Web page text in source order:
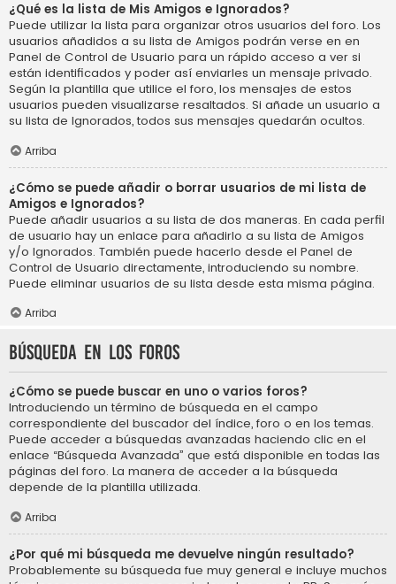
¿Qué es la lista de Mis Amigos e Ignorados?
Puede utilizar la lista para organizar otros usuarios del foro. Los
usuarios añadidos a su lista de Amigos podrán verse en en
Panel de Control de Usuario para un rápido acceso a ver si
están identificados y poder así enviarles un mensaje privado.
Según la plantilla que utilice el foro, los mensajes de estos
usuarios pueden visualizarse resaltados. Si añade un usuario a
su lista de Ignorados, todos sus mensajes quedarán ocultos.
Arriba
¿Cómo se puede añadir o borrar usuarios de mi lista de
Amigos e Ignorados?
Puede añadir usuarios a su lista de dos maneras. En cada perfil
de usuario hay un enlace para añadirlo a su lista de Amigos
y/o Ignorados. También puede hacerlo desde el Panel de
Control de Usuario directamente, introduciendo su nombre.
Puede eliminar usuarios de su lista desde esta misma página.
Arriba
Búsqueda en los foros
¿Cómo se puede buscar en uno o varios foros?
Introduciendo un término de búsqueda en el campo
correspondiente del buscador del índice, foro o en los temas.
Puede acceder a búsquedas avanzadas haciendo clic en el
enlace “Búsqueda Avanzada” que está disponible en todas las
páginas del foro. La manera de acceder a la búsqueda
depende de la plantilla utilizada.
Arriba
¿Por qué mi búsqueda me devuelve ningún resultado?
Probablemente su búsqueda fue muy general e incluye muchos